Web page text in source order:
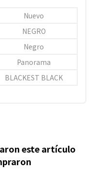
Nuevo
NEGRO
Negro
Panorama
BLACKEST BLACK
este artículo